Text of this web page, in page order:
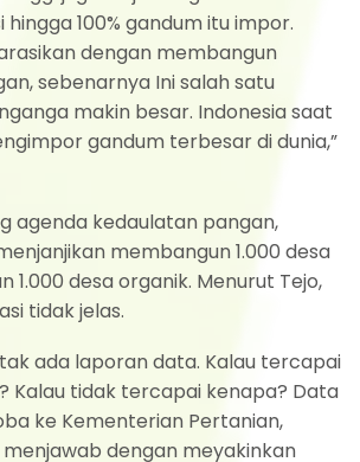
100% gandum itu impor.
dengan membangun
sebenarnya Ini salah satu
makin besar. Indonesia saat
gandum terbesar di dunia,”
agenda kedaulatan pangan,
membangun 1.000 desa
1.000 desa organik. Menurut Tejo,
tidak jelas.
ada laporan data. Kalau tercapai
Kalau tidak tercapai kenapa? Data
ke Kementerian Pertanian,
dengan meyakinkan